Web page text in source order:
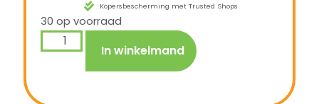
Kopersbescherming met Trusted Shops
30 op voorraad
In winkelmand